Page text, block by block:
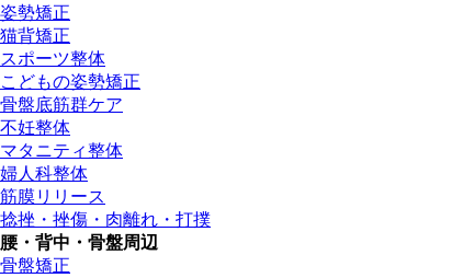
姿勢矯正
猫背矯正
スポーツ整体
こどもの姿勢矯正
骨盤底筋群ケア
不妊整体
マタニティ整体
婦人科整体
筋膜リリース
捻挫・挫傷・肉離れ・打撲
腰・背中・骨盤周辺
骨盤矯正